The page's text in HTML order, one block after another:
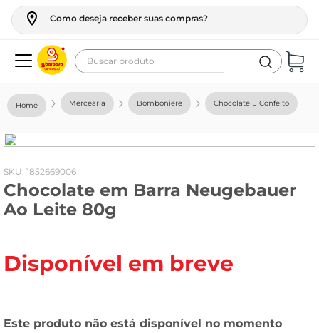
Como deseja receber suas compras?
Buscar produto
Mercearia Bomboniere Chocolate E Confeito
: 1852669006
Chocolate em Barra Neugebauer
Ao Leite 80g
Disponível em breve
geladeira
fogao
café
cerveja
leite